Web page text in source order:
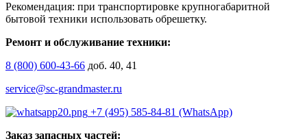
Рекомендация: при транспортировке крупногабаритной
бытовой техники использовать обрешетку.
Ремонт и обслуживание техники:
8 (800) 600-43-66 доб. 40, 41
service@sc-grandmaster.ru
+7 (495) 585-84-81 (WhatsApp)
Заказ запасных частей: